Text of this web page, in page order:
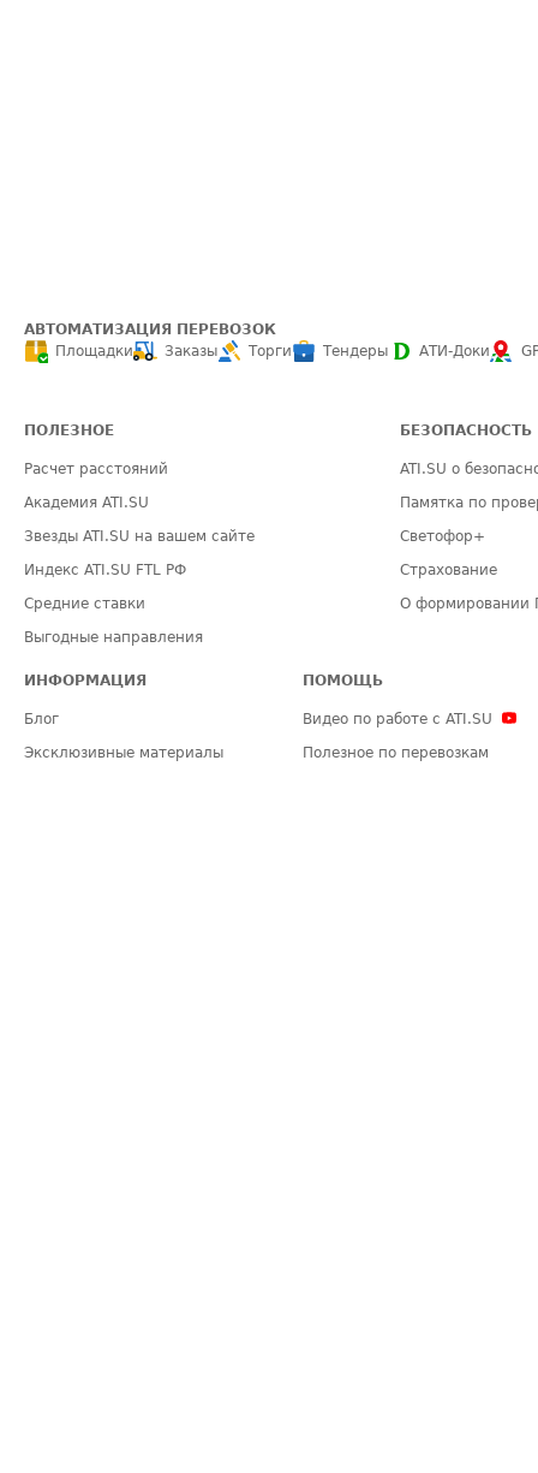
АВТОМАТИЗАЦИЯ ПЕРЕВОЗОК
Площадки
Заказы Торги Тендеры АТИ-Доки
ПОЛЕЗНОЕ
Расчет расстояний
Академия ATI.SU
Звезды ATI.SU на вашем сайте
Индекс ATI.SU FTL РФ
Средние ставки
Выгодные направления
БЕЗОПАСНОСТЬ
ATI.SU о
Памятка по
Светофор+
Страхование
О формировании
ИНФОРМАЦИЯ
Блог
Эксклюзивные материалы
ПОМОЩЬ
Видео по работе с ATI.SU
Полезное по перевозкам